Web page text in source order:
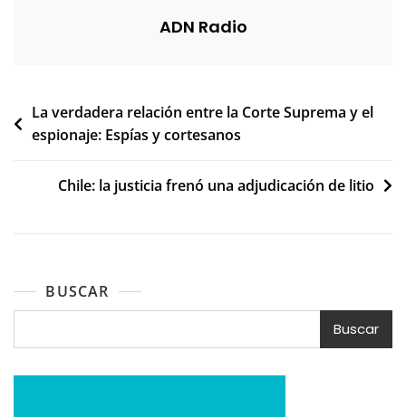
ADN Radio
Navegación
de
La verdadera relación entre la Corte Suprema y el
espionaje: Espías y cortesanos
Chile: la justicia frenó una adjudicación de litio
BUSCAR
Buscar